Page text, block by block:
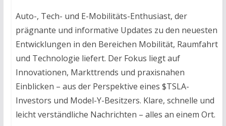
Auto-, Tech- und E-Mobilitäts-Enthusiast, der
prägnante und informative Updates zu den neuesten
Entwicklungen in den Bereichen Mobilität, Raumfahrt
und Technologie liefert. Der Fokus liegt auf
Innovationen, Markttrends und praxisnahen
Einblicken – aus der Perspektive eines $TSLA-
Investors und Model-Y-Besitzers. Klare, schnelle und
leicht verständliche Nachrichten – alles an einem Ort.